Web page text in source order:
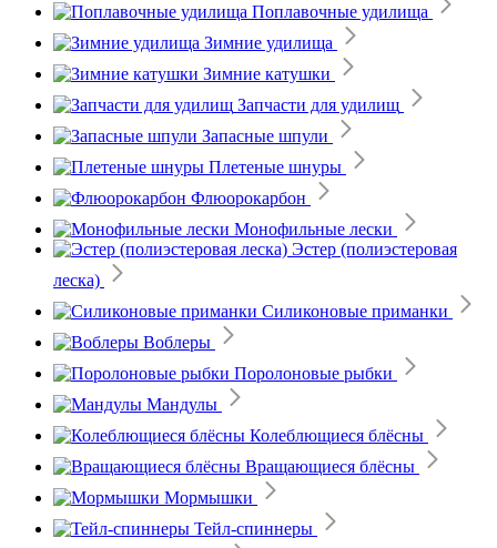
Поплавочные удилища
Зимние удилища
Зимние катушки
Запчасти для удилищ
Запасные шпули
Плетеные шнуры
Флюорокарбон
Монофильные лески
Эстер (полиэстеровая
леска)
Силиконовые приманки
Воблеры
Поролоновые рыбки
Мандулы
Колеблющиеся блёсны
Вращающиеся блёсны
Мормышки
Тейл-спиннеры